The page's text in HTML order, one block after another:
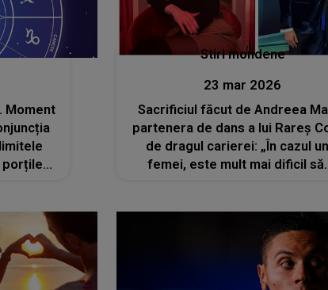
Moment
porțile
Stiri mondene
23 mar 2026
Sacrificiul făcut de Andreea
partenera de dans a lui Rareș
de dragul carierei: „În cazul
femei, este mult mai dificil